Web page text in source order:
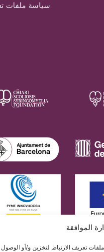
الموافقة
تعريف الارتباط لتخزين و/أو
سياسة ملفات
معهد كياري آند سيرينقوميليا
ترجمة غير رسمية للنص الأصلي الموجود